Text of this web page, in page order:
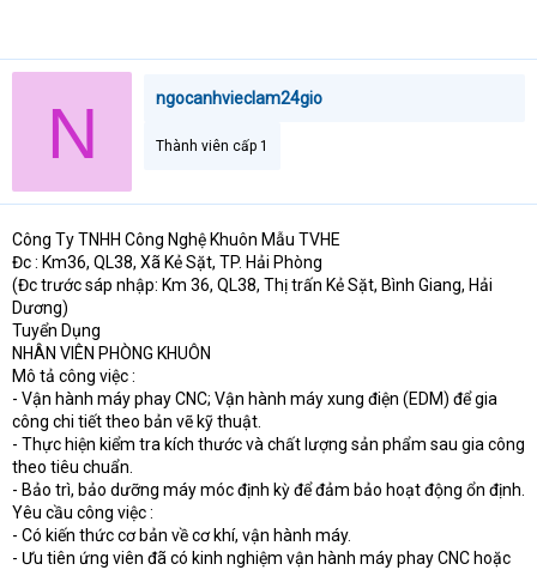
N ngocanhvieclam24gio
Thành viên cấp 1
Công Ty TNHH Công Nghệ Khuôn Mẫu TVHE
Đc : Km36, QL38, Xã Kẻ Sặt, TP. Hải Phòng
(Đc trước sáp nhập: Km 36, QL38, Thị trấn Kẻ Sặt, Bình Giang, Hải
Dương)
Tuyển Dụng
NHÂN VIÊN PHÒNG KHUÔN
Mô tả công việc :
- Vận hành máy phay CNC; Vận hành máy xung điện (EDM) để gia
công chi tiết theo bản vẽ kỹ thuật.
- Thực hiện kiểm tra kích thước và chất lượng sản phẩm sau gia công
theo tiêu chuẩn.
- Bảo trì, bảo dưỡng máy móc định kỳ để đảm bảo hoạt động ổn định.
Yêu cầu công việc :
- Có kiến thức cơ bản về cơ khí, vận hành máy.
- Ưu tiên ứng viên đã có kinh nghiệm vận hành máy phay CNC hoặc